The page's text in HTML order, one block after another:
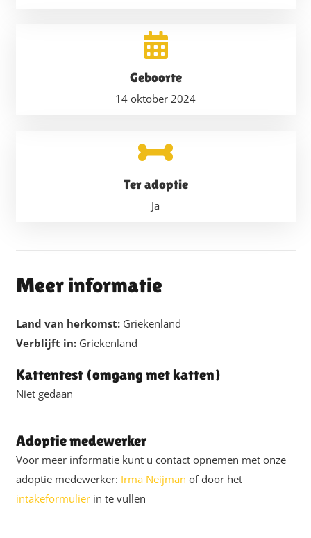
Geboorte
14 oktober 2024
Ter adoptie
Ja
Meer informatie
Land van herkomst: Griekenland
Verblijft in: Griekenland
Kattentest (omgang met katten)
Niet gedaan
Adoptie medewerker
Voor meer informatie kunt u contact opnemen met onze
adoptie medewerker: Irma Neijman of door het
intakeformulierin te vullen